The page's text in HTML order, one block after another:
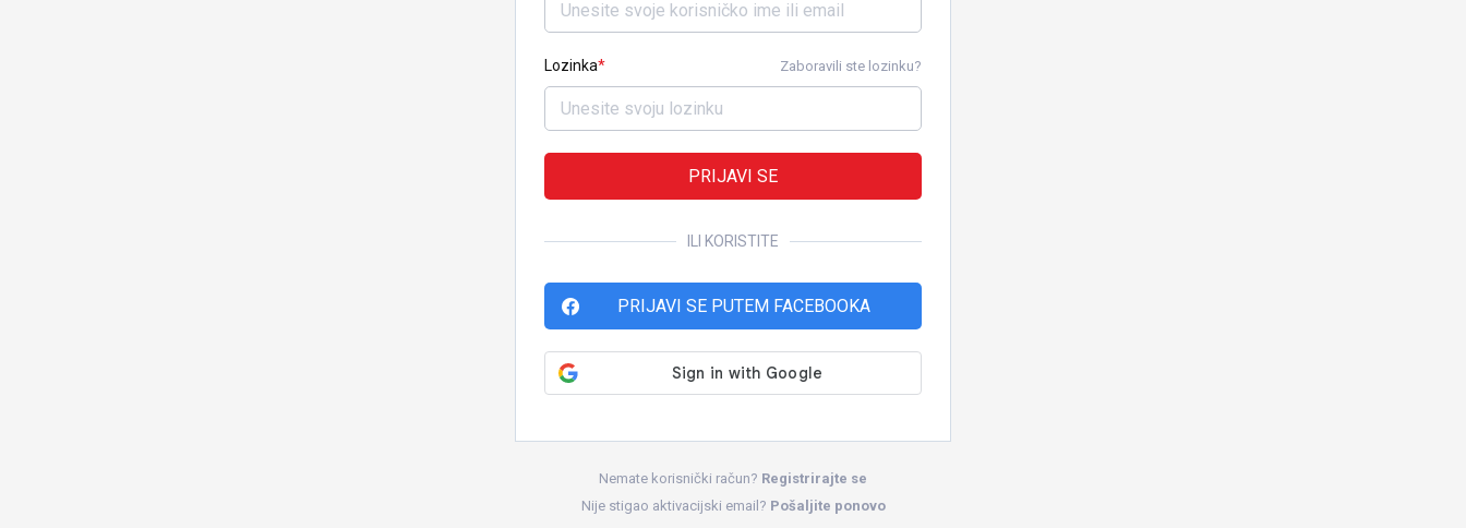
Lozinka Zaboravili ste lozinku?
PRIJAVI SE
ILI KORISTITE
PRIJAVI SE PUTEM FACEBOOKA
Nemate korisnički račun? Registrirajte se
Nije stigao aktivacijski email? Pošaljite ponovo